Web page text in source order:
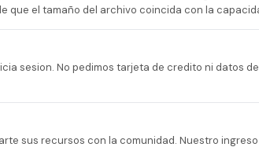
que el tamaño del archivo coincida con la
sesion. No pedimos tarjeta de credito ni datos
sus recursos con la comunidad. Nuestro